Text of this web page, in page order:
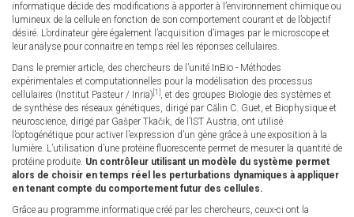
informatique décide des modifications à apporter à l’environnement chimique ou
lumineux de la cellule en fonction de son comportement courant et de l’objectif
désiré. L’ordinateur gère également l’acquisition d’images par le microscope et
leur analyse pour connaitre en temps réel les réponses cellulaires.
Dans le premier article, des chercheurs de l’unité InBio - Méthodes
expérimentales et computationnelles pour la modélisation des processus
cellulaires (Institut Pasteur / Inria) [1] , et des groupes Biologie des systèmes et
de synthèse des réseaux génétiques, dirigé par Călin C. Guet, et Biophysique et
neuroscience, dirigé par Gašper Tkačik, de l’IST Austria, ont utilisé
l’optogénétique pour activer l’expression d’un gène grâce à une exposition à la
lumière. L’utilisation d’une protéine fluorescente permet de mesurer la quantité de
protéine produite. Un contrôleur utilisant un modèle du système permet
alors de choisir en temps réel les perturbations dynamiques à appliquer
en tenant compte du comportement futur des cellules.
Grâce au programme informatique créé par les chercheurs, ceux-ci ont la